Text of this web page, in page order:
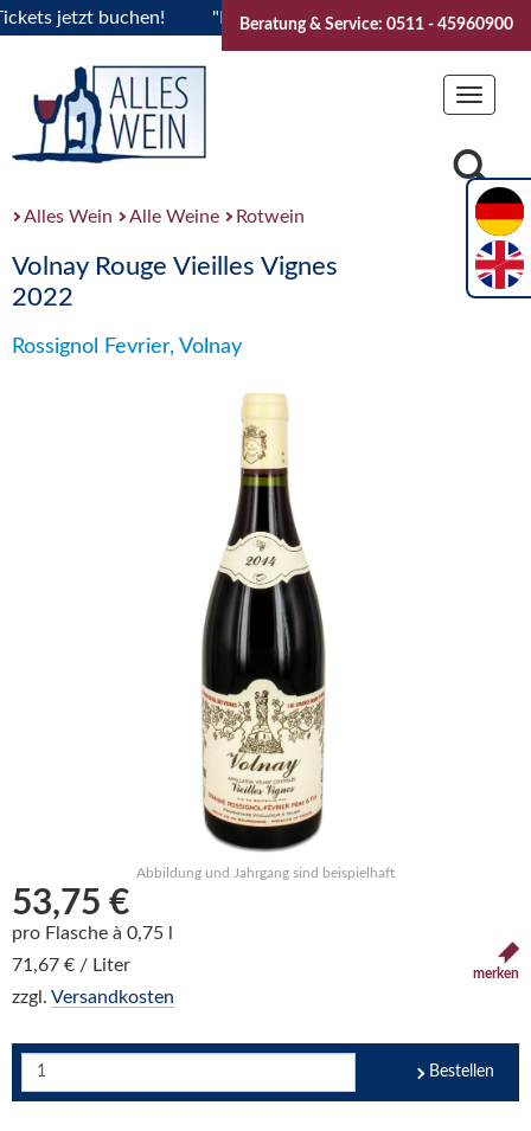
jetzt buchen! "Das Sommerfest 2026" Vive la
Beratung & Service: 0511 - 45960900
Toggle
Alles Wein Alle Weine Rotwein
Volnay Rouge Vieilles Vignes
2022
Rossignol Fevrier, Volnay
Abbildung und Jahrgang sind beispielhaft
53,75 €
pro Flasche à 0,75 l
71,67 € / Liter
zzgl. Versandkosten
merken
Bestellen